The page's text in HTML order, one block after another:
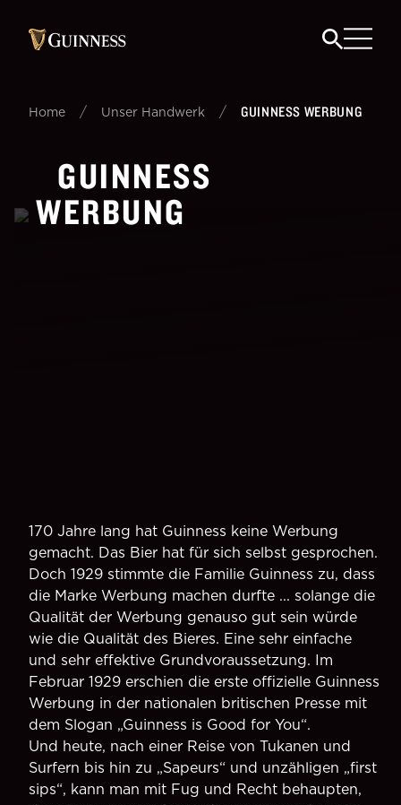
Home / Unser Handwerk / GUINNESS WERBUNG
GUINNESS
WERBUNG
170 Jahre lang hat Guinness keine Werbung
gemacht. Das Bier hat für sich selbst gesprochen.
Doch 1929 stimmte die Familie Guinness zu, dass
die Marke Werbung machen durfte ... solange die
Qualität der Werbung genauso gut sein würde
wie die Qualität des Bieres. Eine sehr einfache
und sehr effektive Grundvoraussetzung. Im
Februar 1929 erschien die erste offizielle Guinness
Werbung in der nationalen britischen Presse mit
dem Slogan „Guinness is Good for You“.
Und heute, nach einer Reise von Tukanen und
Surfern bis hin zu „Sapeurs“ und unzähligen „first
sips“, kann man mit Fug und Recht behaupten,